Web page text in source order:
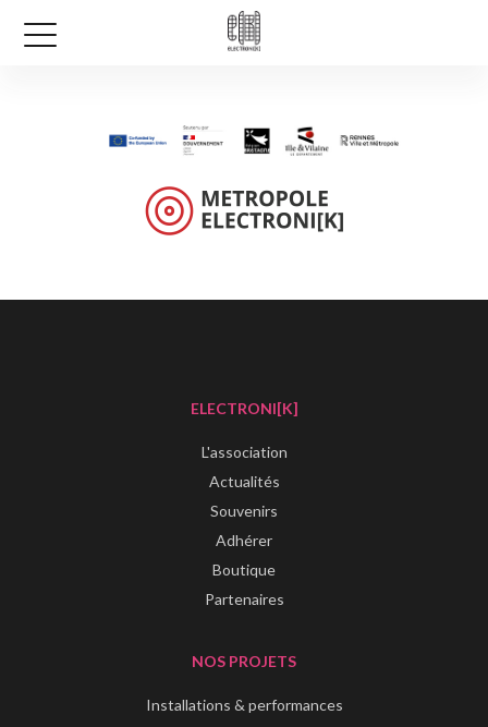
ELECTRONI[K]
L'association
Actualités
Souvenirs
Adhérer
Boutique
Partenaires
NOS PROJETS
Installations & performances